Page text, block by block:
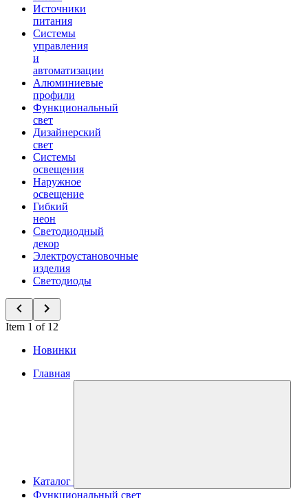
Источники
питания
Системы
управления
и
автоматизации
Алюминиевые
профили
Функциональный
свет
Дизайнерский
свет
Системы
освещения
Наружное
освещение
Гибкий
неон
Светодиодный
декор
Электроустановочные
изделия
Светодиоды
Item 1 of 12
Новинки
Главная
Каталог
Функциональный свет